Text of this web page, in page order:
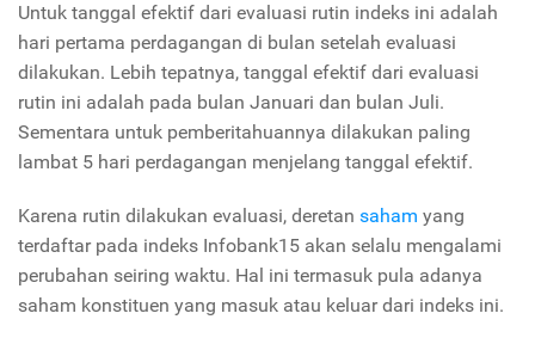
Untuk tanggal efektif dari evaluasi rutin indeks ini adalah
hari pertama perdagangan di bulan setelah evaluasi
dilakukan. Lebih tepatnya, tanggal efektif dari evaluasi
rutin ini adalah pada bulan Januari dan bulan Juli.
Sementara untuk pemberitahuannya dilakukan paling
lambat 5 hari perdagangan menjelang tanggal efektif.
Karena rutin dilakukan evaluasi, deretan saham yang
terdaftar pada indeks Infobank15 akan selalu mengalami
perubahan seiring waktu. Hal ini termasuk pula adanya
saham konstituen yang masuk atau keluar dari indeks ini.